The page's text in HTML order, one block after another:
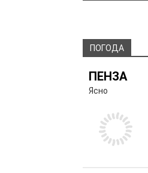
ПОГОДА
ПЕНЗА
Ясно